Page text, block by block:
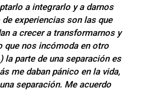
a integrarlo y a darnos
experiencias son las que
a crecer a transformarnos y
que nos incómoda en otro
la parte de una separación es
me daban pánico en la vida,
separación. Me acuerdo